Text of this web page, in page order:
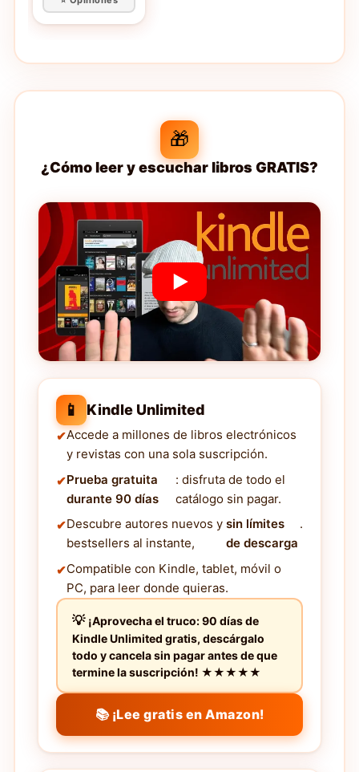
🎁
¿Cómo leer y escuchar libros GRATIS?
📱 Kindle Unlimited
Accede a millones de libros electrónicos
y revistas con una sola suscripción.
Prueba gratuita
durante 90 días
: disfruta de todo el
catálogo sin pagar.
Descubre autores nuevos y
bestsellers al instante,
sin límites
de descarga
.
Compatible con Kindle, tablet, móvil o
PC, para leer donde quieras.
¡Aprovecha el truco: 90 días de
Kindle Unlimited gratis, descárgalo
todo y cancela sin pagar antes de que
termine la suscripción! ★★★★★
📚 ¡Lee gratis en Amazon!